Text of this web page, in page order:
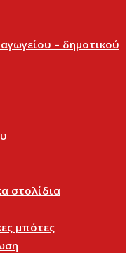
– δημοτικού
στολίδια
μπότες